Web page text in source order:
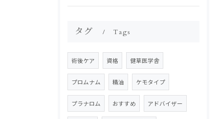
タグ Tags
術後ケア 資格 健草医学舎
プロムナム 精油 ケモタイプ
プラナロム おすすめ アドバイザー